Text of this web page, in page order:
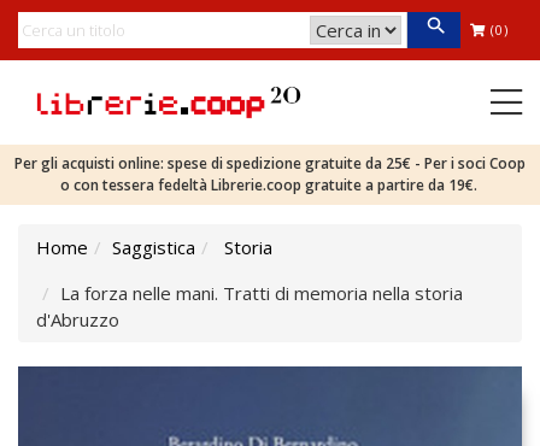
(0)
Per gli acquisti online: spese di spedizione gratuite da 25€ - Per i soci Coop
o con tessera fedeltà Librerie.coop gratuite a partire da 19€.
Home Saggistica
Storia
La forza nelle mani. Tratti di memoria nella storia
d'Abruzzo